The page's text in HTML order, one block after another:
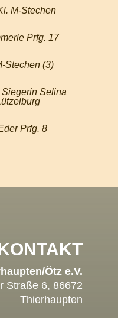
M-Stechen
Prfg. 17
Stechen (3)
Selina
Prfg. 8
Ötz e.V.
Straße 6, 86672
Thierhaupten